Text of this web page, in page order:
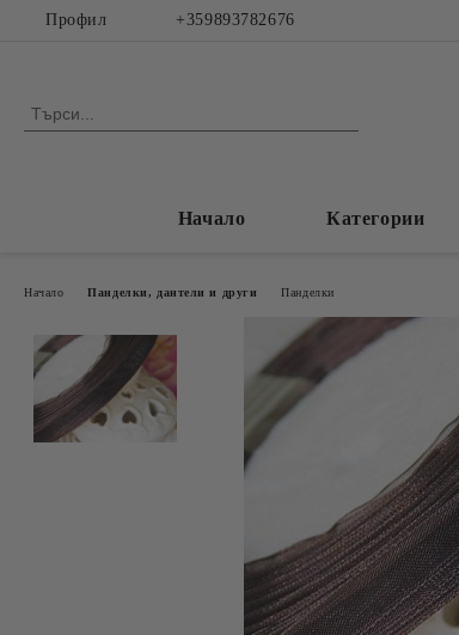
Профил +359893782676
Начало Категории
Начало Панделки, дантели и други Панделки